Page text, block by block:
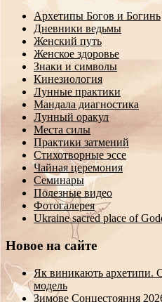
Архетипы Богов и Богинь
Дневники ведьмы
Женский путь
Женское здоровье
Знаки и символы
Кинезиология
Лунные практики
Мандала диагностика
Лунный оракул
Места силы
Практики затмений
Стихотворные эссе
Чайная церемония
Семинары
Полезные видео
Фотогалерея
Ukraine sacred place of
Новое на сайте
Як виникають архетипи.
модель
Зимове Сонцестояння